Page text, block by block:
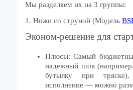
Мы разделяем их на 3 группы:
1. Ножи со струной (Модель
Эконом-решение для
Плюсы: Самый
надежный шов
бутылку при тряске).
исполнение — можно